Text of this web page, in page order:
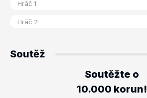
Soutěž
Soutěžte o
10.000 korun!